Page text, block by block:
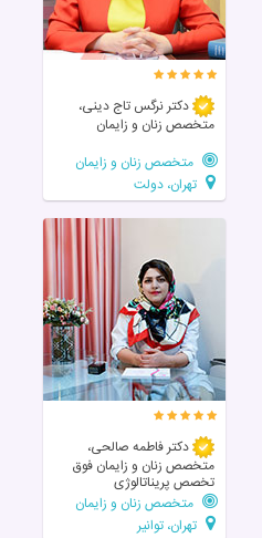
دکتر نرگس تاج دینی،
متخصص زنان و زایمان
متخصص زنان و زایمان
تهران، دولت
دکتر فاطمه صالحی،
متخصص زنان و زایمان فوق
تخصص پریناتالوژی
متخصص زنان و زایمان
تهران، توانیر